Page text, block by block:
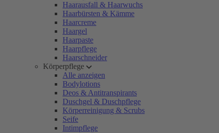
Haarausfall & Haarwuchs
Haarbürsten & Kämme
Haarcreme
Haargel
Haarpaste
Haarpflege
Haarschneider
Körperpflege
Alle anzeigen
Bodylotions
Deos & Antitranspirants
Duschgel & Duschpflege
Körperreinigung & Scrubs
Seife
Intimpflege